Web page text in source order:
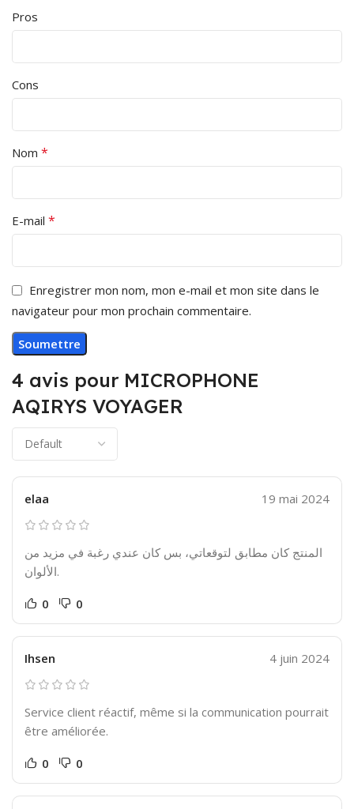
4 avis pour MICROPHONE
AQIRYS VOYAGER
elaa 19 mai 2024
المنتج كان مطابق لتوقعاتي، بس كان عندي رغبة في مزيد من
الألوان.
0 0
Ihsen 4 juin 2024
Service client réactif, même si la communication pourrait
être améliorée.
0 0
Pros
Cons
Nom *
E-mail *
Enregistrer mon nom, mon e-mail et mon site dans le
navigateur pour mon prochain commentaire.